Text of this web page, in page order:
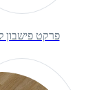
פרקט פישבון